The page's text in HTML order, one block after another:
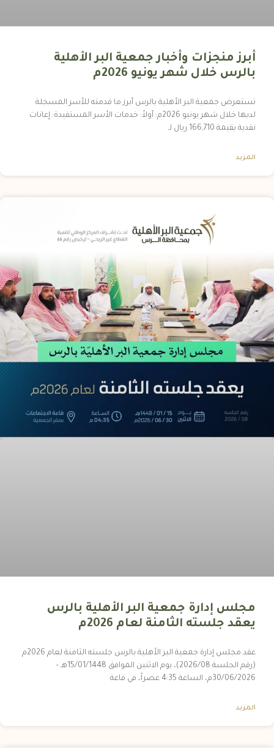
أبرز منجزات وأخبار جمعية البر الأهلية
بالرس خلال شهر يونيو 2026م
تستعرض جمعية البر الأهلية بالرس أبرز ما قدمته للأسر المسجلة
لديها خلال شهر يونيو 2026م: أولاً: خدمات الأسر المستفيدة: إعانات
نقدية بقيمة 166,710 ريال لـ
المزيد
مجلس إدارة جمعية البر الأهلية بالرس
يعقد جلسته الثامنة لعام 2026م
عقد مجلس إدارة جمعية البر الأهلية بالرس جلسته الثامنة لعام 2026م
(رقم الجلسة 2026/08)، يوم الاثنين الموافق 15/01/1448هـ –
30/06/2026م، الساعة 4:35 عصراً، في قاعة
المزيد